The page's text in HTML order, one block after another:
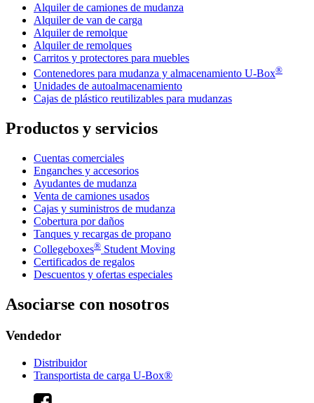
Alquiler de camiones de mudanza
Alquiler de van de carga
Alquiler de remolque
Alquiler de remolques
Carritos y protectores para muebles
Contenedores para mudanza y almacenamiento U-Box®
Unidades de autoalmacenamiento
Cajas de plástico reutilizables para mudanzas
Productos y servicios
Cuentas comerciales
Enganches y accesorios
Ayudantes de mudanza
Venta de camiones usados
Cajas y suministros de mudanza
Cobertura por daños
Tanques y recargas de propano
Collegeboxes® Student Moving
Certificados de regalos
Descuentos y ofertas especiales
Asociarse con nosotros
Vendedor
Distribuidor
Transportista de carga U-Box®